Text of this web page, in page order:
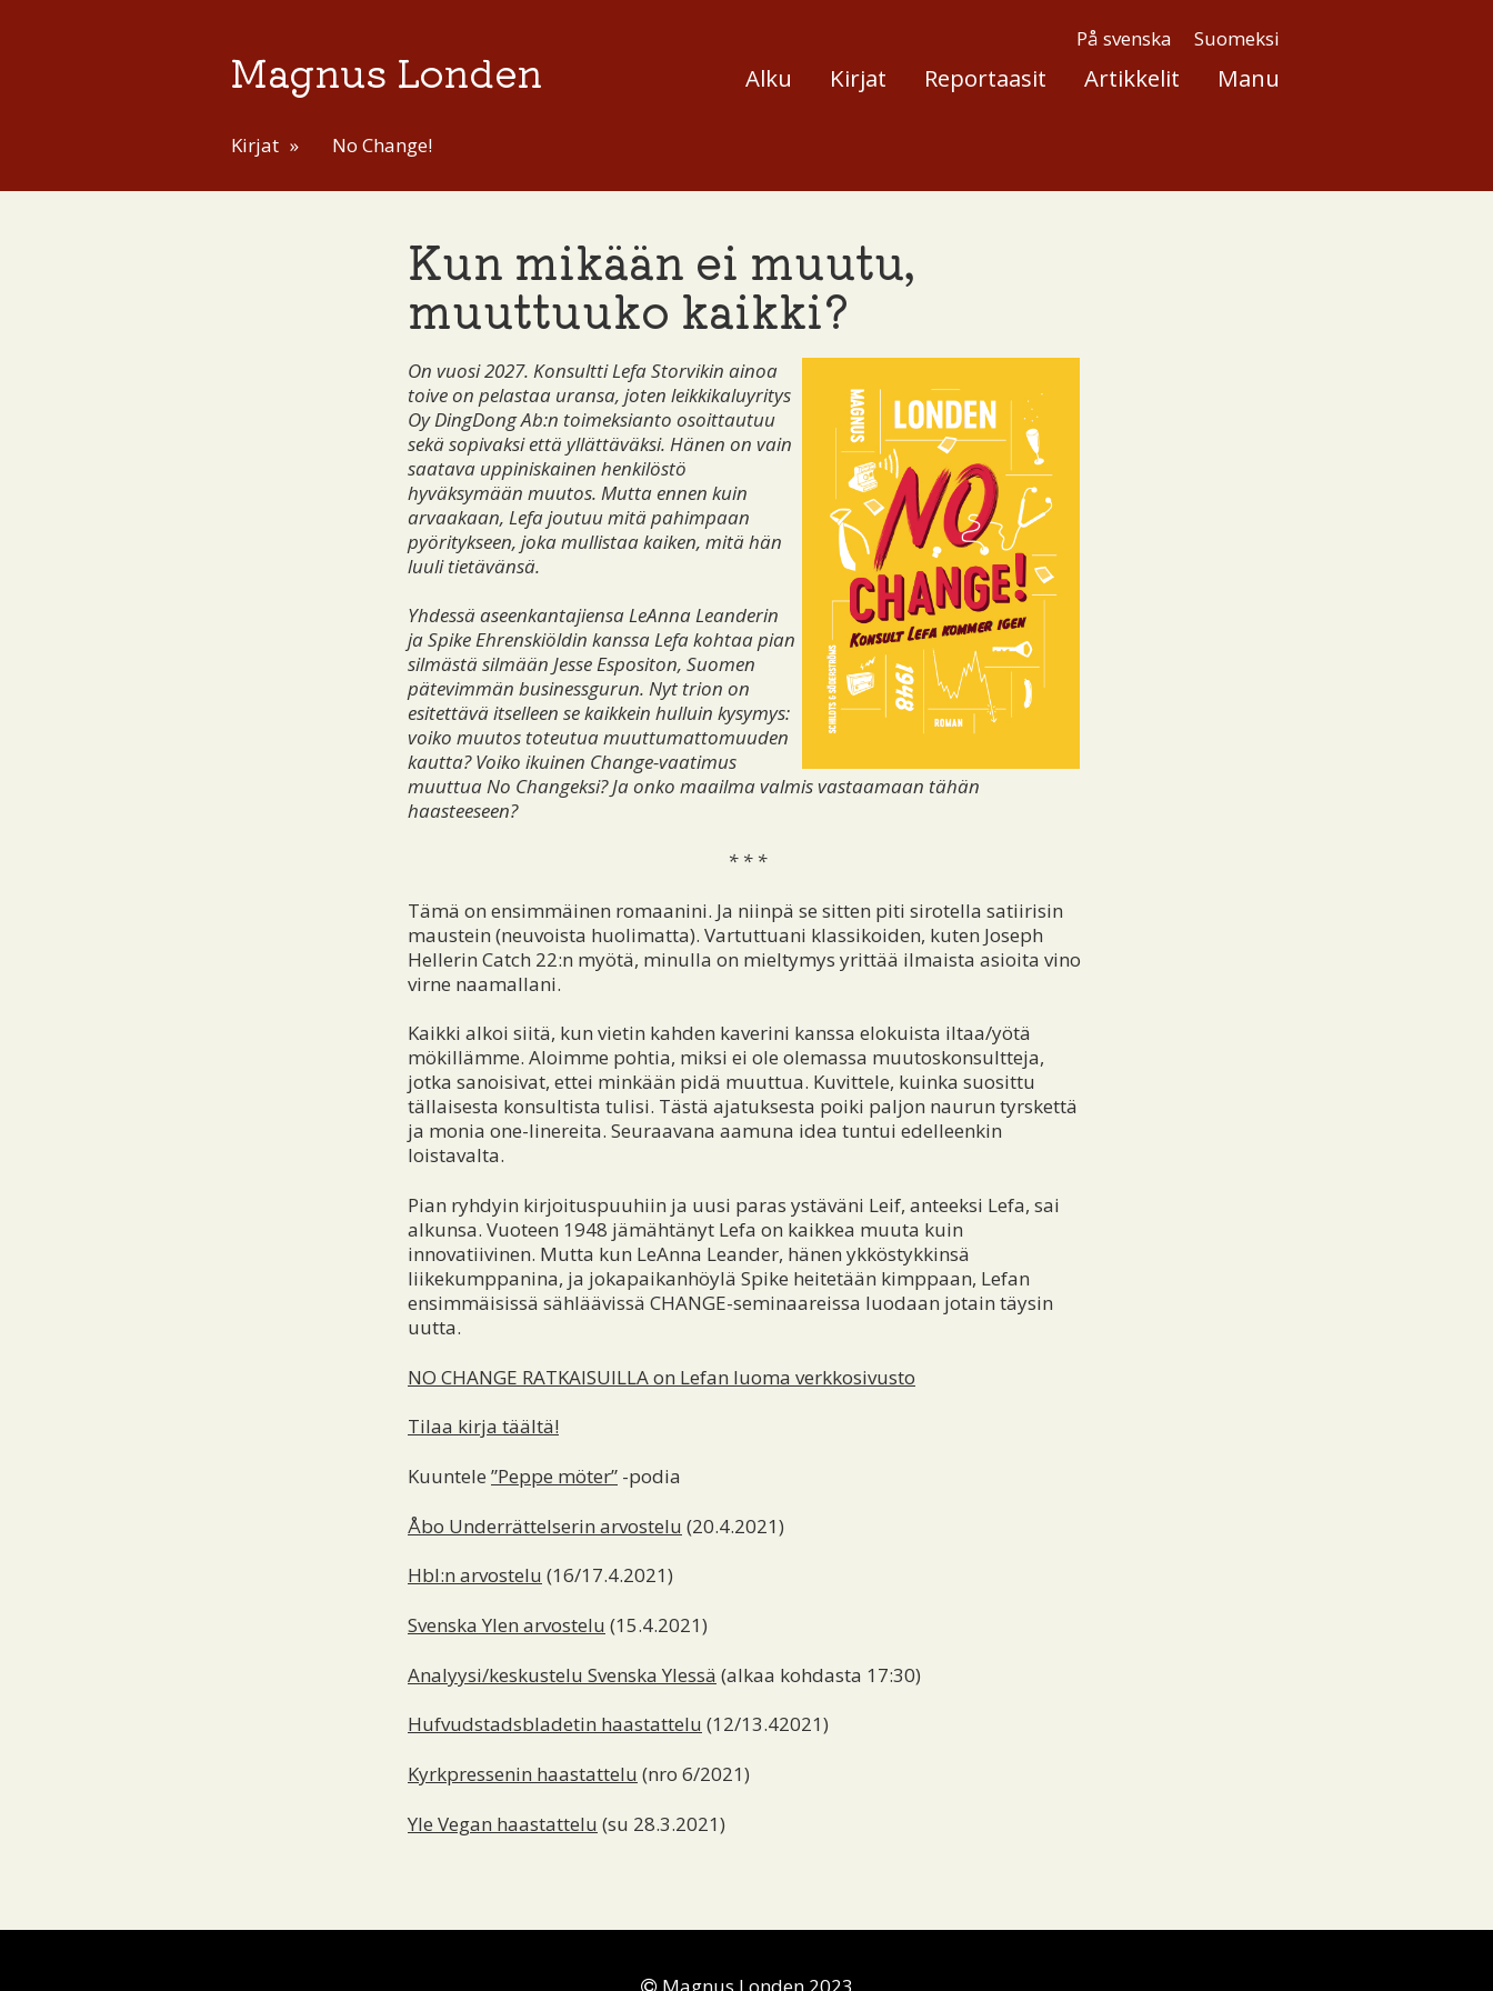
Magnus Londen
På svenska Suomeksi
Alku Kirjat Reportaasit Artikkelit Manu
Kirjat No Change!
Kun mikään ei muutu,
muuttuuko kaikki?
On vuosi 2027. Konsultti Lefa Storvikin ainoa
toive on pelastaa uransa, joten leikkikaluyritys
Oy DingDong Ab:n toimeksianto osoittautuu
sekä sopivaksi että yllättäväksi. Hänen on vain
saatava uppiniskainen henkilöstö
hyväksymään muutos. Mutta ennen kuin
arvaakaan, Lefa joutuu mitä pahimpaan
pyöritykseen, joka mullistaa kaiken, mitä hän
luuli tietävänsä.
Yhdessä aseenkantajiensa LeAnna Leanderin
ja Spike Ehrenskiöldin kanssa Lefa kohtaa pian
silmästä silmään Jesse Espositon, Suomen
pätevimmän businessgurun. Nyt trion on
esitettävä itselleen se kaikkein hulluin kysymys:
voiko muutos toteutua muuttumattomuuden
kautta? Voiko ikuinen Change-vaatimus
muuttua No Changeksi? Ja onko maailma valmis vastaamaan tähän
haasteeseen?
* * *
Tämä on ensimmäinen romaanini. Ja niinpä se sitten piti sirotella satiirisin
maustein (neuvoista huolimatta). Vartuttuani klassikoiden, kuten Joseph
Hellerin Catch 22:n myötä, minulla on mieltymys yrittää ilmaista asioita vino
virne naamallani.
Kaikki alkoi siitä, kun vietin kahden kaverini kanssa elokuista iltaa/yötä
mökillämme. Aloimme pohtia, miksi ei ole olemassa muutoskonsultteja,
jotka sanoisivat, ettei minkään pidä muuttua. Kuvittele, kuinka suosittu
tällaisesta konsultista tulisi. Tästä ajatuksesta poiki paljon naurun tyrskettä
ja monia one-linereita. Seuraavana aamuna idea tuntui edelleenkin
loistavalta.
Pian ryhdyin kirjoituspuuhiin ja uusi paras ystäväni Leif, anteeksi Lefa, sai
alkunsa. Vuoteen 1948 jämähtänyt Lefa on kaikkea muuta kuin
innovatiivinen. Mutta kun LeAnna Leander, hänen ykköstykkinsä
liikekumppanina, ja jokapaikanhöylä Spike heitetään kimppaan, Lefan
ensimmäisissä sähläävissä CHANGE-seminaareissa luodaan jotain täysin
uutta.
NO CHANGE RATKAISUILLA on Lefan luoma verkkosivusto
Tilaa kirja täältä!
Kuuntele ”Peppe möter” -podia
Åbo Underrättelserin arvostelu (20.4.2021)
Hbl:n arvostelu (16/17.4.2021)
Svenska Ylen arvostelu (15.4.2021)
Analyysi/keskustelu Svenska Ylessä (alkaa kohdasta 17:30)
Hufvudstadsbladetin haastattelu (12/13.42021)
Kyrkpressenin haastattelu (nro 6/2021)
Yle Vegan haastattelu (su 28.3.2021)